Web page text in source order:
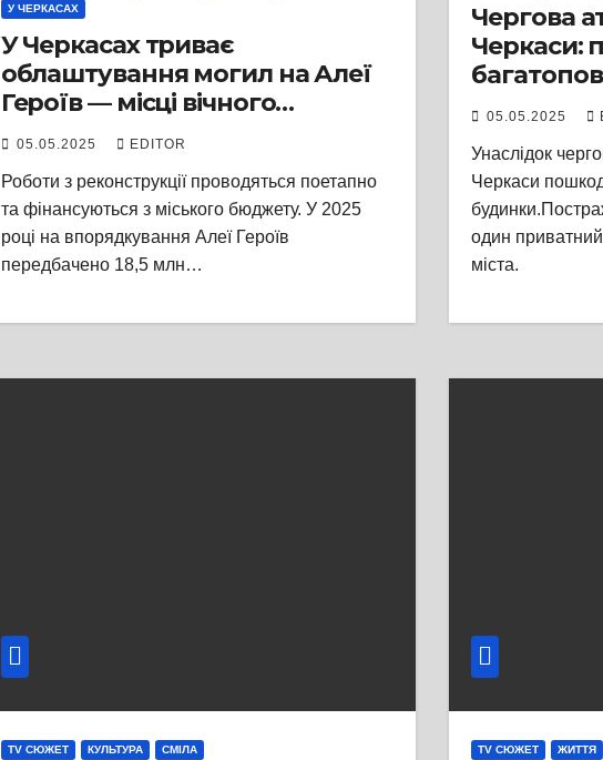
У ЧЕРКАСАХ
У Черкасах триває
облаштування могил на Алеї
Героїв — місці вічного
спочинку захисників свободи
України
05.05.2025 EDITOR
Роботи з реконструкції проводяться поетапно
та фінансуються з міського бюджету. У 2025
році на впорядкування Алеї Героїв
передбачено 18,5 млн…
Чергова
Черкаси:
Посадовці
отримати
05.05.2025
Унаслідок
Черкаси
один
міста.
TV СЮЖЕТ КУЛЬТУРА СМІЛА TV СЮЖЕТ ЖИТТЯ